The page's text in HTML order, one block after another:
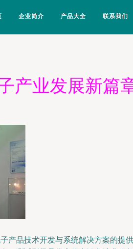
企业简介 产品大全 联系我们
产业发展新篇
产品技术开发与系统解决方案的提